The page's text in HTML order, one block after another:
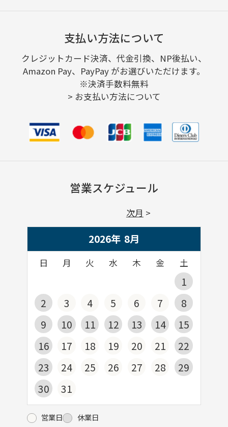
支払い方法について
クレジットカード決済、代金引換、NP後払い、
Amazon Pay、PayPay がお選びいただけます。
※決済手数料無料
> お支払い方法について
営業スケジュール
2026年 8月
日 月 火 水 木 金 土
1
2
3 4 5 6 7
8
9
10 11 12 13 14
15
16
17 18 19 20 21
22
23
24 25 26 27 28
29
30
31
次月
営業日
休業日